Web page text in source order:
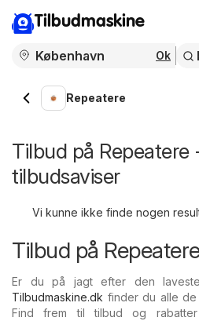
Tilbudmaskine
Ok
Repeatere
Tilbud på Repeatere
tilbudsaviser
Vi kunne ikke finde nogen
Tilbud på
Er du på jagt efter den
Tilbudmaskine.dk finder du alle de
Find frem til tilbud og